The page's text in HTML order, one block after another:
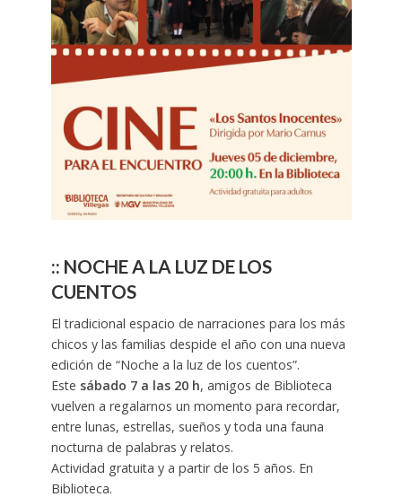
:: NOCHE A LA LUZ DE LOS
CUENTOS
El tradicional espacio de narraciones para los más
chicos y las familias despide el año con una nueva
edición de “Noche a la luz de los cuentos”.
Este sábado 7 a las 20 h, amigos de Biblioteca
vuelven a regalarnos un momento para recordar,
entre lunas, estrellas, sueños y toda una fauna
nocturna de palabras y relatos.
Actividad gratuita y a partir de los 5 años. En
Biblioteca.